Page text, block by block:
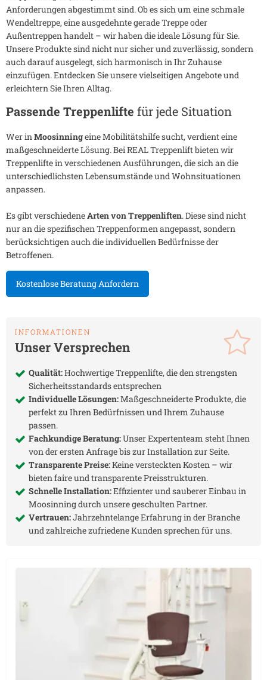
Anforderungen abgestimmt sind. Ob es sich um eine schmale
Wendeltreppe, eine ausgedehnte gerade Treppe oder
Außentreppen handelt – wir haben die ideale Lösung für Sie.
Unsere Produkte sind nicht nur sicher und zuverlässig, sondern
auch darauf ausgelegt, sich harmonisch in Ihr Zuhause
einzufügen. Entdecken Sie unsere vielseitigen Angebote und
erleichtern Sie Ihren Alltag.
Passende Treppenlifte für jede Situation
Wer inMoosinningeine Mobilitätshilfe sucht, verdient eine
maßgeschneiderte Lösung. Bei REAL Treppenlift bieten wir
Treppenlifte in verschiedenen Ausführungen, die sich an die
unterschiedlichsten Lebensumstände und Wohnsituationen
anpassen.
Es gibt verschiedeneArten von Treppenliften. Diese sind nicht
nur an die spezifischen Treppenformen angepasst, sondern
berücksichtigen auch die individuellen Bedürfnisse der
Betroffenen.
Kostenlose Beratung Anfordern
INFORMATIONEN
Unser Versprechen
Qualität:Hochwertige Treppenlifte, die den strengsten
Sicherheitsstandards entsprechen
Individuelle Lösungen:Maßgeschneiderte Produkte, die
perfekt zu Ihren Bedürfnissen und Ihrem Zuhause
passen.
Fachkundige Beratung:Unser Expertenteam steht Ihnen
von der ersten Anfrage bis zur Installation zur Seite.
Transparente Preise:Keine versteckten Kosten – wir
bieten faire und transparente Preisstrukturen.
Schnelle Installation:Effizienter und sauberer Einbau in
Moosinningdurch unsere geschulten Partner.
Vertrauen:Jahrzehntelange Erfahrung in der Branche
und zahlreiche zufriedene Kunden sprechen für uns.